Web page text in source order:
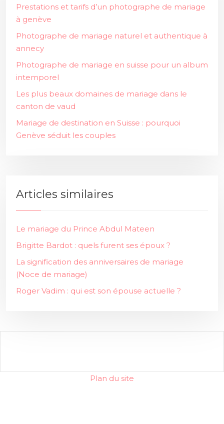
Prestations et tarifs d’un photographe de mariage
à genève
Photographe de mariage naturel et authentique à
annecy
Photographe de mariage en suisse pour un album
intemporel
Les plus beaux domaines de mariage dans le
canton de vaud
Mariage de destination en Suisse : pourquoi
Genève séduit les couples
Articles similaires
Le mariage du Prince Abdul Mateen
Brigitte Bardot : quels furent ses époux ?
La signification des anniversaires de mariage
(Noce de mariage)
Roger Vadim : qui est son épouse actuelle ?
Plan du site